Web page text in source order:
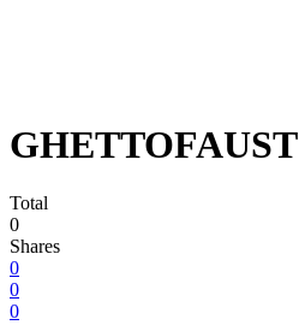
GHETTOFAUST
Total
0
Shares
0
0
0